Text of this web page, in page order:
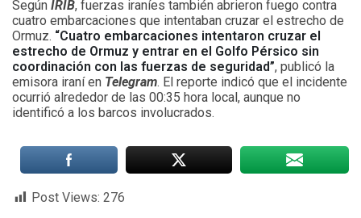
Según IRIB, fuerzas iraníes también abrieron fuego contra
cuatro embarcaciones que intentaban cruzar el estrecho de
Ormuz. “Cuatro embarcaciones intentaron cruzar el
estrecho de Ormuz y entrar en el Golfo Pérsico sin
coordinación con las fuerzas de seguridad”, publicó la
emisora iraní en Telegram. El reporte indicó que el incidente
ocurrió alrededor de las 00:35 hora local, aunque no
identificó a los barcos involucrados.
Post Views: 276